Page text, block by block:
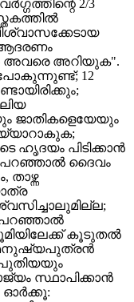
2/3
അവരെ അറിയുക".
12
ജാതികളെയേയും
ഹൃദയം പിടിക്കാൻ
പറഞ്ഞാൽ ദൈവം
കൂടുതൽ
മനുഷ്യപുത്രൻ
പുതിയയും
സ്ഥാപിക്കാൻ
ഓർക്കൂ: